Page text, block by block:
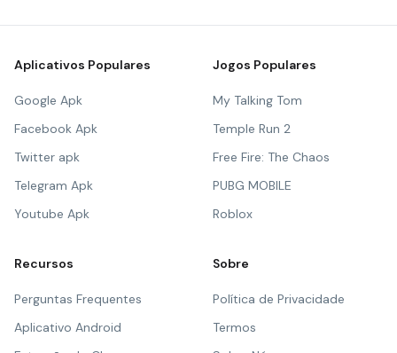
Aplicativos Populares
Google Apk
Facebook Apk
Twitter apk
Telegram Apk
Youtube Apk
Jogos Populares
My Talking Tom
Temple Run 2
Free Fire: The Chaos
PUBG MOBILE
Roblox
Recursos
Perguntas Frequentes
Aplicativo Android
Sobre
Política de Privacidade
Termos